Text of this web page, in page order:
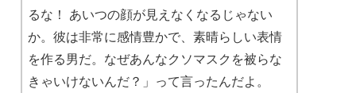
るな！ あいつの顔が見えなくなるじゃない
か。彼は非常に感情豊かで、素晴らしい表情
を作る男だ。なぜあんなクソマスクを被らな
きゃいけないんだ？」って言ったんだよ。